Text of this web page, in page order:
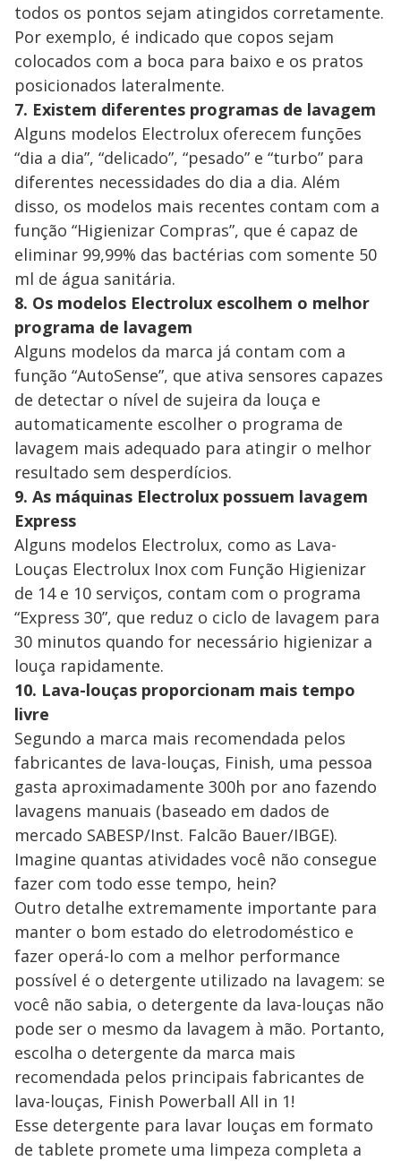
todos os pontos sejam atingidos corretamente.
Por exemplo, é indicado que copos sejam
colocados com a boca para baixo e os pratos
posicionados lateralmente.
7. Existem diferentes programas de lavagem
Alguns modelos Electrolux oferecem funções
“dia a dia”, “delicado”, “pesado” e “turbo” para
diferentes necessidades do dia a dia. Além
disso, os modelos mais recentes contam com a
função “Higienizar Compras”, que é capaz de
eliminar 99,99% das bactérias com somente 50
ml de água sanitária.
8. Os modelos Electrolux escolhem o melhor
programa de lavagem
Alguns modelos da marca já contam com a
função “AutoSense”, que ativa sensores capazes
de detectar o nível de sujeira da louça e
automaticamente escolher o programa de
lavagem mais adequado para atingir o melhor
resultado sem desperdícios.
9. As máquinas Electrolux possuem lavagem
Express
Alguns modelos Electrolux, como as Lava-
Louças Electrolux Inox com Função Higienizar
de 14 e 10 serviços, contam com o programa
“Express 30”, que reduz o ciclo de lavagem para
30 minutos quando for necessário higienizar a
louça rapidamente.
10. Lava-louças proporcionam mais tempo
livre
Segundo a marca mais recomendada pelos
fabricantes de lava-louças, Finish, uma pessoa
gasta aproximadamente 300h por ano fazendo
lavagens manuais (baseado em dados de
mercado SABESP/Inst. Falcão Bauer/IBGE).
Imagine quantas atividades você não consegue
fazer com todo esse tempo, hein?
Outro detalhe extremamente importante para
manter o bom estado do eletrodoméstico e
fazer operá-lo com a melhor performance
possível é o detergente utilizado na lavagem: se
você não sabia, o detergente da lava-louças não
pode ser o mesmo da lavagem à mão. Portanto,
escolha o detergente da marca mais
recomendada pelos principais fabricantes de
lava-louças, Finish Powerball All in 1!
Esse detergente para lavar louças em formato
de tablete promete uma limpeza completa a